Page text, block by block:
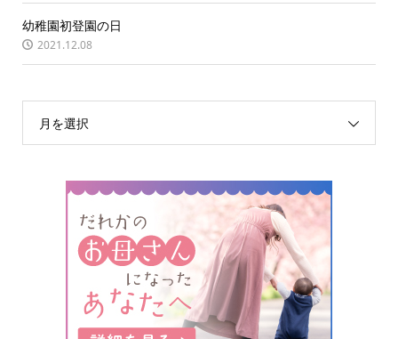
幼稚園初登園の日
2021.12.08
月を選択